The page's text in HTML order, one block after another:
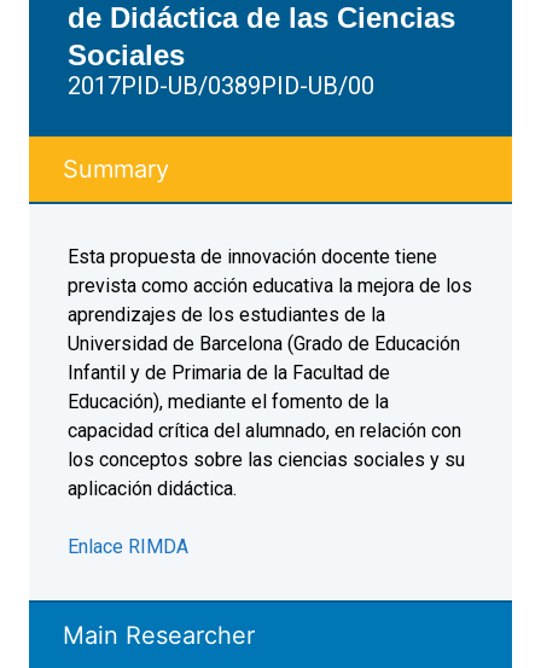
de Didáctica de las Ciencias
Sociales
2017PID-UB/0389PID-UB/00
Summary
Main Researcher
Esta propuesta de innovación docente tiene
prevista como acción educativa la mejora de los
aprendizajes de los estudiantes de la
Universidad de Barcelona (Grado de Educación
Infantil y de Primaria de la Facultad de
Educación), mediante el fomento de la
capacidad crítica del alumnado, en relación con
los conceptos sobre las ciencias sociales y su
aplicación didáctica.
Enlace RIMDA